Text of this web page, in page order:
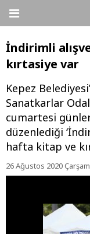
İndirimli
kırtasiye var
Kepez
Sanatkarlar
cumartesi
düzenlediği
hafta kitap ve
26 Ağustos 2020